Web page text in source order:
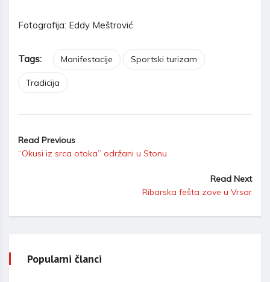
Fotografija: Eddy Meštrović
Tags: Manifestacije Sportski turizam
Tradicija
Read Previous
“Okusi iz srca otoka” održani u Stonu
Read Next
Ribarska fešta zove u Vrsar
Popularni članci